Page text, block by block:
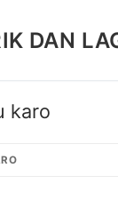
DAN
karo